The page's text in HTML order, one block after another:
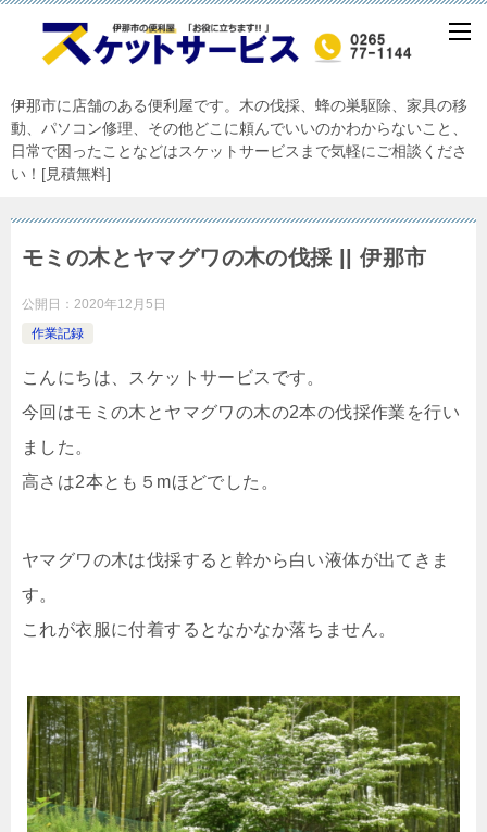
伊那市に店舗のある便利屋です。木の伐採、蜂の巣駆除、家具の移
動、パソコン修理、その他どこに頼んでいいのかわからないこと、
日常で困ったことなどはスケットサービスまで気軽にご相談くださ
い！[見積無料]
モミの木とヤマグワの木の伐採 || 伊那市
公開日： 2020年12月5日
作業記録
こんにちは、スケットサービスです。
今回はモミの木とヤマグワの木の2本の伐採作業を行い
ました。
高さは2本とも５mほどでした。
ヤマグワの木は伐採すると幹から白い液体が出てきま
す。
これが衣服に付着するとなかなか落ちません。